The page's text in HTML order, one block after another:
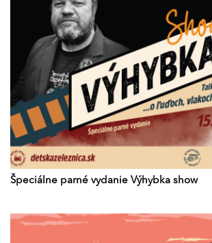
Špeciálne parné vydanie Výhybka show